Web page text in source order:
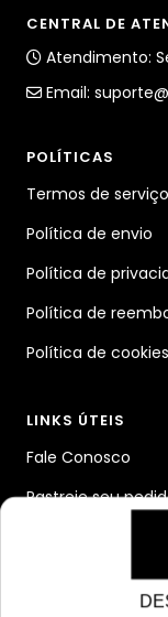
CENTRAL DE
Atendimento:
Email:
POLÍTICAS
Termos de serviço
Política de envio
Política de
Política de
Política de cookies
LINKS ÚTEIS
Fale Conosco
Rastreie seu
Quem somos